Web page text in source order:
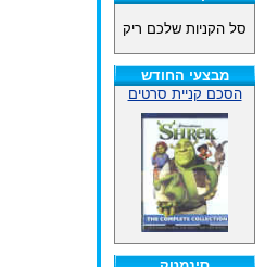
סל הקניות שלכם ריק
מבצעי החודש
הסכם קניית סרטים